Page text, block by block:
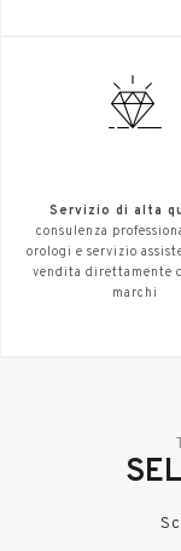
Servizio di alta
consulenza
orologi e servizio
vendita direttamente
marchi